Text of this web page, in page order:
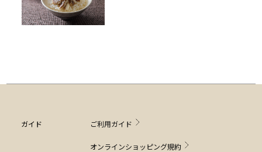
ガイド ご利用ガイド
オンラインショッピング規約